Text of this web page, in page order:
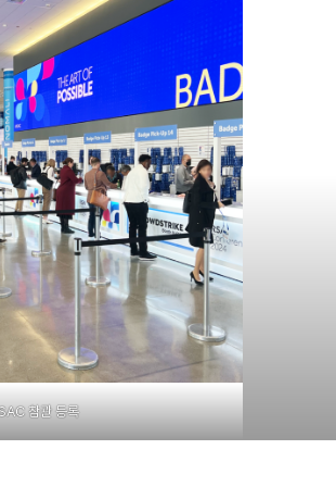
참관 등록